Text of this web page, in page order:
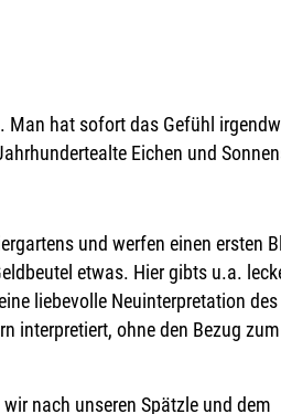
Man hat sofort das Gefühl
Eichen und
und werfen einen ersten
etwas. Hier gibts u.a.
liebevolle Neuinterpretation des
interpretiert, ohne den Bezug zum
nach unseren Spätzle und dem